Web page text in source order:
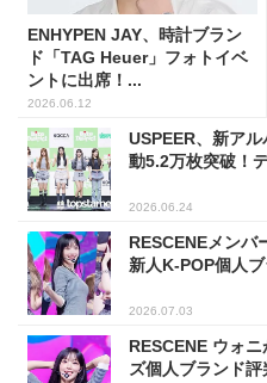
ENHYPEN JAY、時計ブラン
ド「TAG Heuer」フォトイベ
ントに出席！...
2026.06.12
USPEER、新ア
動5.2万枚突破！
2026.06.24
RESCENEメンバ
新人K-POP個人
2026.07.03
RESCENE ウォ
ズ個人ブランド